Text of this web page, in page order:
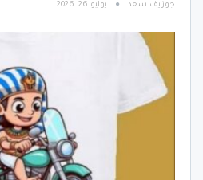
جوزيف سعد يوليو 26, 2026